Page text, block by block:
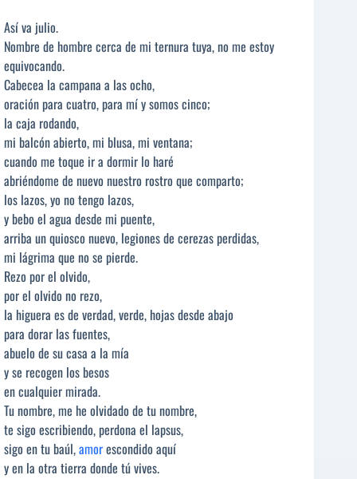
Así va julio.
Nombre de hombre cerca de mi ternura tuya, no me estoy
equivocando.
Cabecea la campana a las ocho,
oración para cuatro, para mí y somos cinco;
la caja rodando,
mi balcón abierto, mi blusa, mi ventana;
cuando me toque ir a dormir lo haré
abriéndome de nuevo nuestro rostro que comparto;
los lazos, yo no tengo lazos,
y bebo el agua desde mi puente,
arriba un quiosco nuevo, legiones de cerezas perdidas,
mi lágrima que no se pierde.
Rezo por el olvido,
por el olvido no rezo,
la higuera es de verdad, verde, hojas desde abajo
para dorar las fuentes,
abuelo de su casa a la mía
y se recogen los besos
en cualquier mirada.
Tu nombre, me he olvidado de tu nombre,
te sigo escribiendo, perdona el lapsus,
sigo en tu baúl,amorescondido aquí
y en la otra tierra donde tú vives.